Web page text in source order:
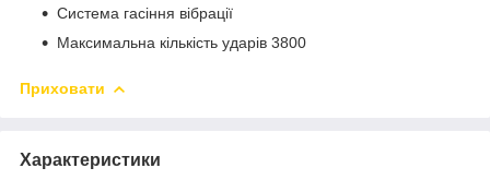
Система гасіння вібрації
Максимальна кількість ударів 3800
Приховати
Характеристики